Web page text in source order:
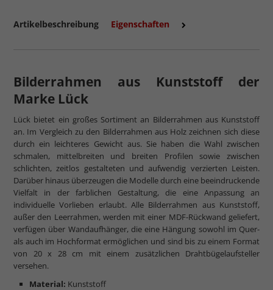
Artikelbeschreibung Eigenschaften
Bilderrahmen aus Kunststoff der
Marke Lück
Lück bietet ein großes Sortiment an Bilderrahmen aus Kunststoff
an. Im Vergleich zu den Bilderrahmen aus Holz zeichnen sich diese
durch ein leichteres Gewicht aus. Sie haben die Wahl zwischen
schmalen, mittelbreiten und breiten Profilen sowie zwischen
schlichten, zeitlos gestalteten und aufwendig verzierten Leisten.
Darüber hinaus überzeugen die Modelle durch eine beeindruckende
Vielfalt in der farblichen Gestaltung, die eine Anpassung an
individuelle Vorlieben erlaubt. Alle Bilderrahmen aus Kunststoff,
außer den Leerrahmen, werden mit einer MDF-Rückwand geliefert,
verfügen über Wandaufhänger, die eine Hängung sowohl im Quer-
als auch im Hochformat ermöglichen und sind bis zu einem Format
von 20 x 28 cm mit einem zusätzlichen Drahtbügelaufsteller
versehen.
Material: Kunststoff